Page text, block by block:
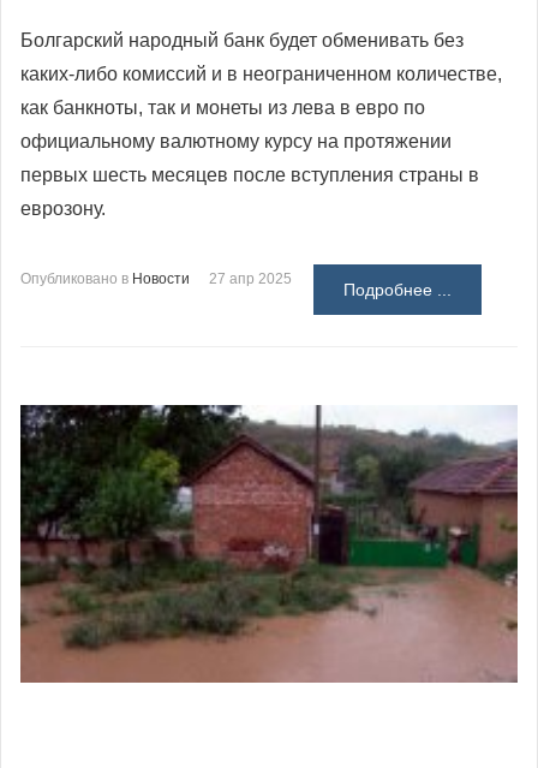
Болгарский народный банк будет обменивать без
каких-либо комиссий и в неограниченном количестве,
как банкноты, так и монеты из лева в евро по
официальному валютному курсу на протяжении
первых шесть месяцев после вступления страны в
еврозону.
Опубликовано в Новости 27 апр 2025
Подробнее ...